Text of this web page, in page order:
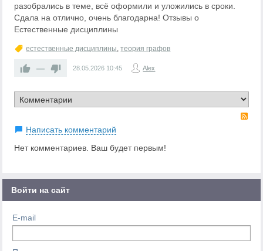
разобрались в теме, всё оформили и уложились в сроки.
Сдала на отлично, очень благодарна! Отзывы о
Естественные дисциплины
естественные дисциплины ,теория графов
— 28.05.2026 10:45 Alex
Написать комментарий
Нет комментариев. Ваш будет первым!
Войти на сайт
E-mail